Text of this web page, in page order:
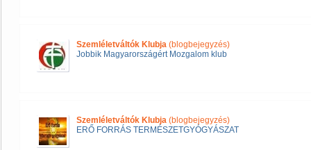
Szemléletváltók Klubja (blogbejegyzés)
Jobbik Magyarországért Mozgalom klub
Szemléletváltók Klubja (blogbejegyzés)
ERŐ FORRÁS TERMÉSZETGYÓGYÁSZAT